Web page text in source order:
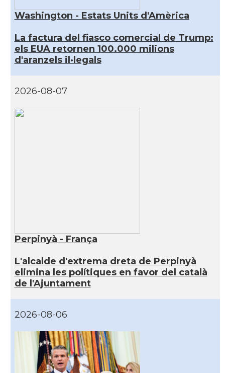
Washington - Estats Units d'Amèrica
La factura del fiasco comercial de Trump:
els EUA retornen 100.000 milions
d'aranzels il·legals
2026-08-07
Perpinyà - França
L'alcalde d'extrema dreta de Perpinyà
elimina les polítiques en favor del català
de l'Ajuntament
2026-08-06